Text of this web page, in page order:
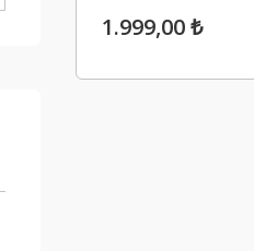
1.999,00 ₺